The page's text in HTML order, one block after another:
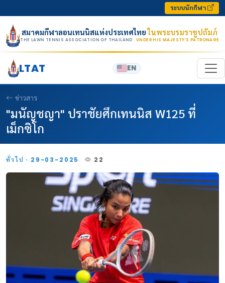
ระบบนักกีฬา
สมาคมกีฬาลอนเทนนิสแห่งประเทศไทยในพระบรมราชูปถัมภ์
THE LAWN TENNIS ASSOCIATION OF THAILAND · UNDER HIS MAJESTY’S PATRONAGE
LTAT EN
ข่าวสาร
"มนัญชญา" ปราชัยศึกเทนนิส W125 ที่
เม็กซิโก
ทั่วไป · 29-03-2025 22